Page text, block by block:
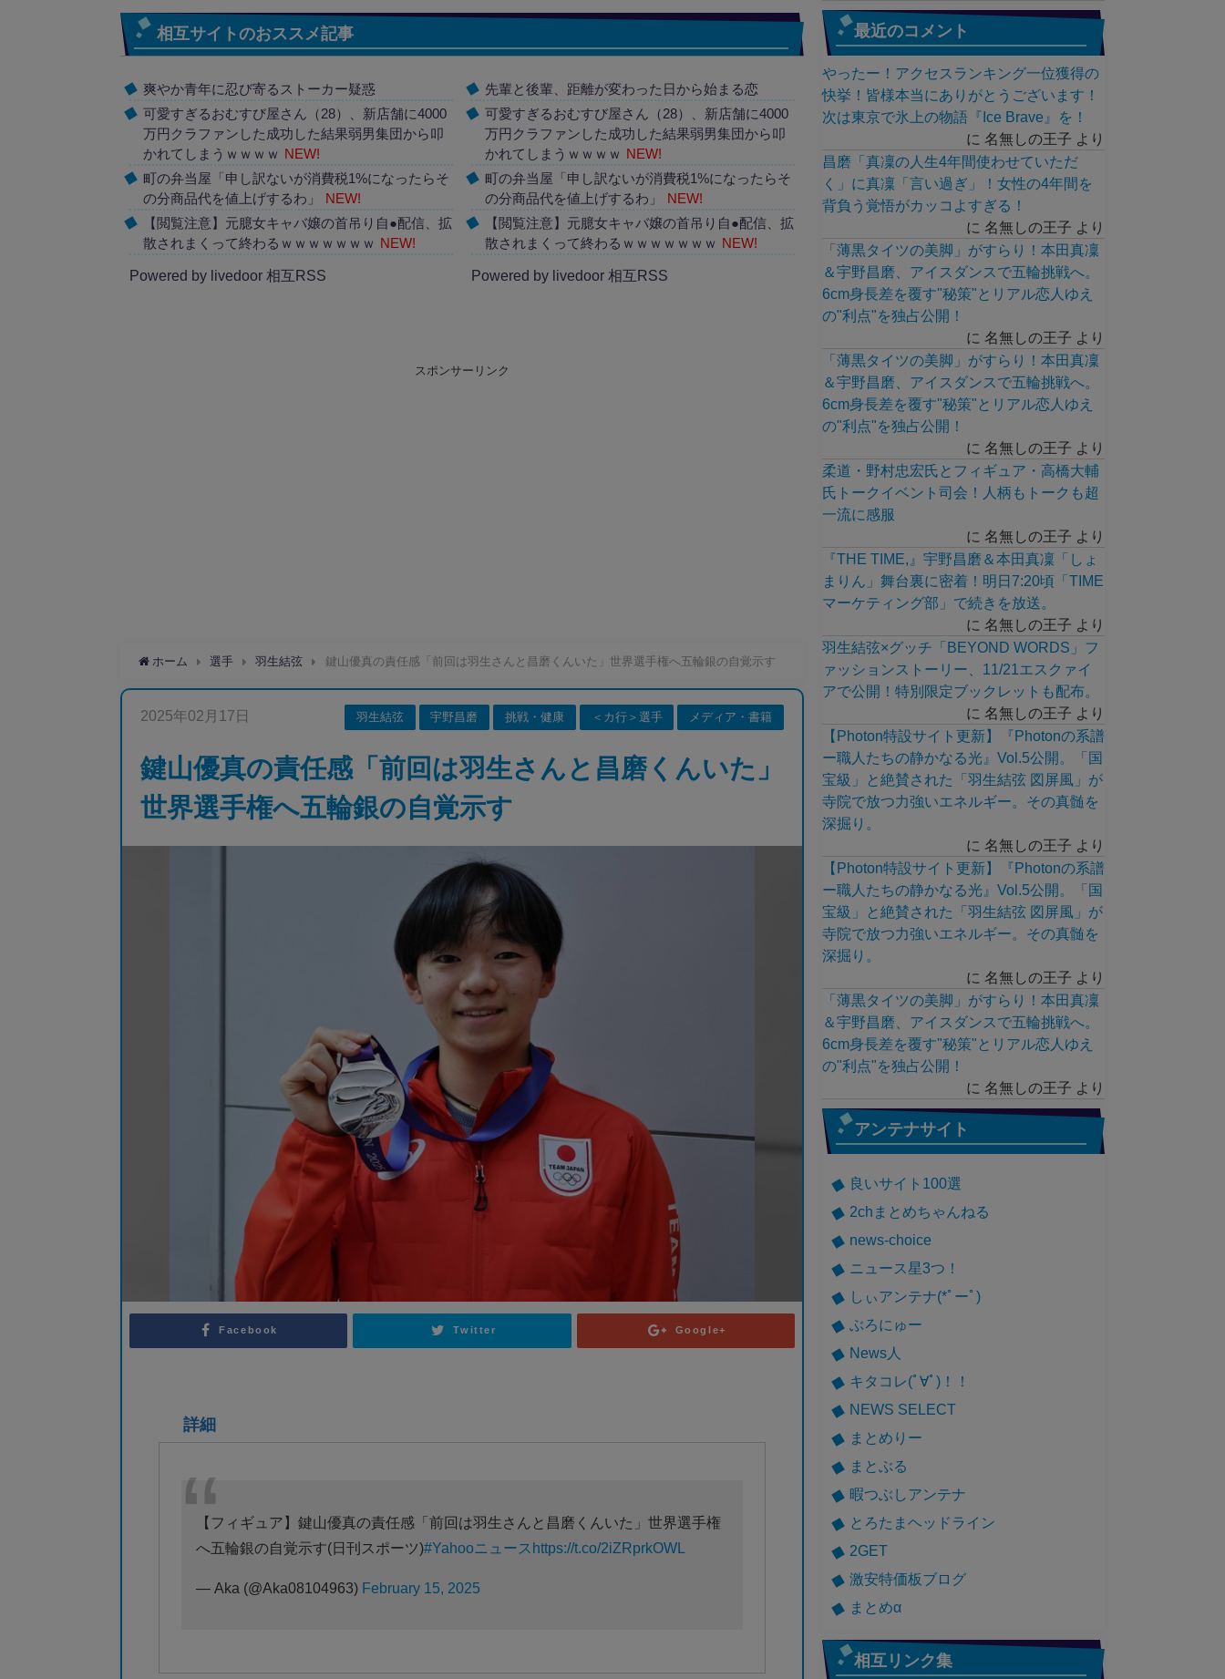
相互サイトのおススメ記事
爽やか青年に忍び寄るストーカー疑惑
可愛すぎるおむすび屋さん（28）、新店舗に4000
万円クラファンした成功した結果弱男集団から叩
かれてしまうｗｗｗｗ
NEW!
町の弁当屋「申し訳ないが消費税1%になったらそ
の分商品代を値上げするわ」
NEW!
【閲覧注意】元臆女キャバ嬢の首吊り自●配信、拡
散されまくって終わるｗｗｗｗｗｗｗ
NEW!
Powered by livedoor 相互RSS
先輩と後輩、距離が変わった日から始まる恋
可愛すぎるおむすび屋さん（28）、新店舗に4000
万円クラファンした成功した結果弱男集団から叩
かれてしまうｗｗｗｗ
NEW!
町の弁当屋「申し訳ないが消費税1%になったらそ
の分商品代を値上げするわ」
NEW!
【閲覧注意】元臆女キャバ嬢の首吊り自●配信、拡
散されまくって終わるｗｗｗｗｗｗｗ
NEW!
Powered by livedoor 相互RSS
スポンサーリンク
ホーム 選手 羽生結弦 鍵山優真の責任感「前回は羽生さんと昌磨くんいた」世界選手権へ五輪銀の自覚示す
2025年02月17日 羽生結弦 宇野昌磨 挑戦・健康 ＜カ行＞選手 メディア・書籍
鍵山優真の責任感「前回は羽生さんと昌磨くんいた」
世界選手権へ五輪銀の自覚示す
Facebook Twitter Google+
詳細
【フィギュア】鍵山優真の責任感「前回は羽生さんと昌磨くんいた」世界選手権
へ五輪銀の自覚示す(日刊スポーツ)#Yahooニュース https://t.co/2iZRprkOWL
— Aka (@Aka08104963) February 15, 2025
最近のコメント
やったー！アクセスランキング一位獲得の
快挙！皆様本当にありがとうございます！
次は東京で氷上の物語『Ice Brave』を！
に 名無しの王子 より
昌磨「真凜の人生4年間使わせていただ
く」に真凜「言い過ぎ」！女性の4年間を
背負う覚悟がカッコよすぎる！
に 名無しの王子 より
「薄黒タイツの美脚」がすらり！本田真凜
＆宇野昌磨、アイスダンスで五輪挑戦へ。
6cm身長差を覆す"秘策"とリアル恋人ゆえ
の"利点"を独占公開！
に 名無しの王子 より
「薄黒タイツの美脚」がすらり！本田真凜
＆宇野昌磨、アイスダンスで五輪挑戦へ。
6cm身長差を覆す"秘策"とリアル恋人ゆえ
の"利点"を独占公開！
に 名無しの王子 より
柔道・野村忠宏氏とフィギュア・高橋大輔
氏トークイベント司会！人柄もトークも超
一流に感服
に 名無しの王子 より
『THE TIME,』宇野昌磨＆本田真凜「しょ
まりん」舞台裏に密着！明日7:20頃「TIME
マーケティング部」で続きを放送。
に 名無しの王子 より
羽生結弦×グッチ「BEYOND WORDS」フ
ァッションストーリー、11/21エスクァイ
アで公開！特別限定ブックレットも配布。
に 名無しの王子 より
【Photon特設サイト更新】『Photonの系譜
ー職人たちの静かなる光』Vol.5公開。「国
宝級」と絶賛された「羽生結弦 図屏風」が
寺院で放つ力強いエネルギー。その真髄を
深掘り。
に 名無しの王子 より
【Photon特設サイト更新】『Photonの系譜
ー職人たちの静かなる光』Vol.5公開。「国
宝級」と絶賛された「羽生結弦 図屏風」が
寺院で放つ力強いエネルギー。その真髄を
深掘り。
に 名無しの王子 より
「薄黒タイツの美脚」がすらり！本田真凜
＆宇野昌磨、アイスダンスで五輪挑戦へ。
6cm身長差を覆す"秘策"とリアル恋人ゆえ
の"利点"を独占公開！
に 名無しの王子 より
アンテナサイト
良いサイト100選
2chまとめちゃんねる
news-choice
ニュース星3つ！
しぃアンテナ(*ﾟーﾟ)
ぶろにゅー
News人
キタコレ(ﾟ∀ﾟ)！！
NEWS SELECT
まとめりー
まとぶる
暇つぶしアンテナ
とろたまヘッドライン
2GET
激安特価板ブログ
まとめα
相互リンク集